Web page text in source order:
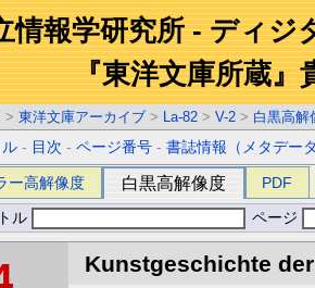
情報学研究所 - ディジ
『東洋文庫所蔵』
> 東洋文庫アーカイブ > La-82 > V-2 > 白黒高解
- 目次 -ページ番号 -書誌情報（メタデー
ー高解像度 白黒高解像度 PDF
ル ページ
Kunstgeschichte